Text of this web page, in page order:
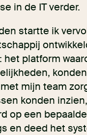
in de IT verder.
startte ik
het platform
mijn team
konden
op een
en deed het